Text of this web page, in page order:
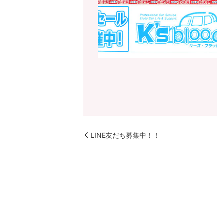
LINE友だち募集中！！